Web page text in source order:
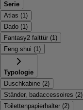
Serie
Atlas (1)
Dado (1)
Fantasy2 falttür (1)
Feng shui (1)
Typologie
Duschkabine (2)
Ständer, badaccessoires (2)
Toilettenpapierhalter (2)